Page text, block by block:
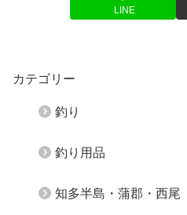
LINE
カテゴリー
釣り
釣り用品
知多半島・蒲郡・西尾